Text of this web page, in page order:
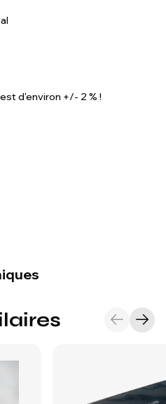
d'environ +/- 2 % !